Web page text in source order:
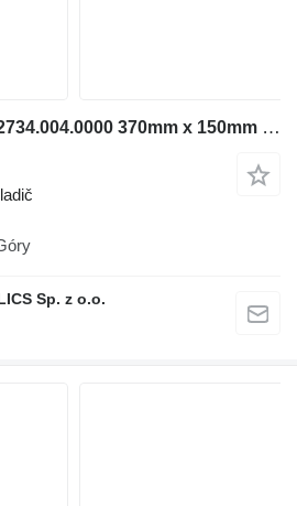
Olejový chladič AKG 2734.004.0000 370mm x 150mm x 140mm na rýpadla
Sp. z o.o.